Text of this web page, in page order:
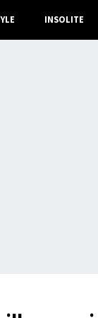
INSOLITE